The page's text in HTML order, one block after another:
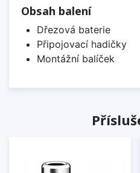
Obsah balení
Dřezová baterie
Připojovací hadičky
Montážní balíček